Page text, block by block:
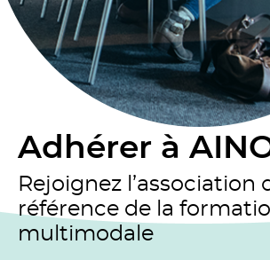
Adhérer à
Rejoignez l’association
référence de la
multimodale